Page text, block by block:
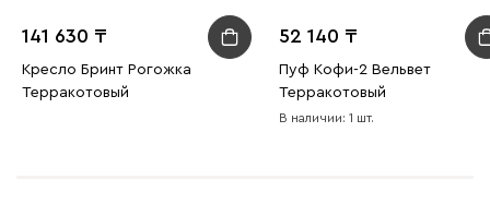
141 630
Кресло Бринт Рогожка
Терракотовый
52 140
Пуф Кофи-2 Вельвет
Терракотовый
В наличии: 1 шт.